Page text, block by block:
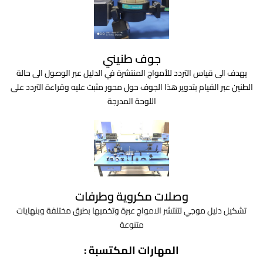
جوف طنيني
يهدف الى قياس التردد للأمواج المنتشرة في الدليل عبر الوصول الى حالة
الطنين عبر القيام بتدوير هذا الجوف حول محور مثبت عليه وقراءة التردد على
اللوحة المدرجة
وصلات مكروية وطرفات
تشكيل دليل موجي لتنتشر الامواج عبرة وتخميها بطرق مختلفة وبنهايات
متنوعة
المهارات المكتسبة :